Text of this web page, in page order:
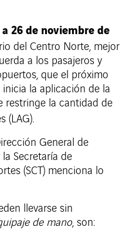
26 de noviembre de
del Centro Norte, mejor
a los pasajeros y
que el próximo
la aplicación de la
restringe la cantidad de
(LAG).
General de
la Secretaría de
(SCT) menciona lo
llevarse sin
de mano, son: